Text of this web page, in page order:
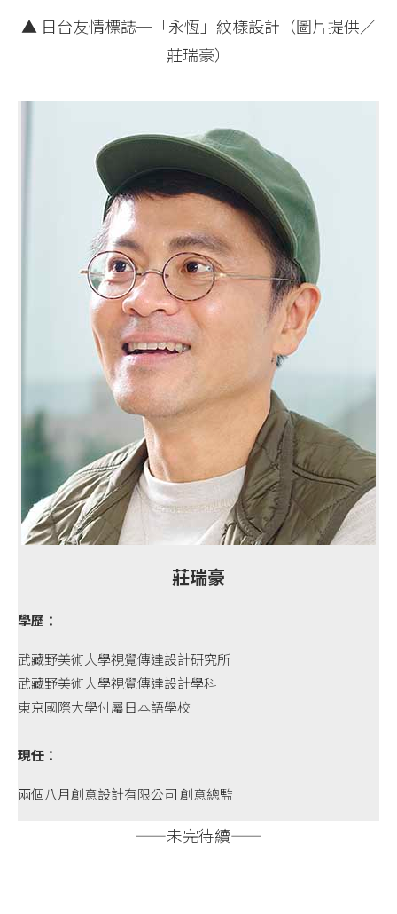
▲ 日台友情標誌─「永恆」紋樣設計（圖片提供／
莊瑞豪）
莊瑞豪
學歷：
武藏野美術大學視覺傳達設計研究所
武藏野美術大學視覺傳達設計學科
東京國際大學付屬日本語學校
現任：
兩個八月創意設計有限公司 創意總監
——未完待續——